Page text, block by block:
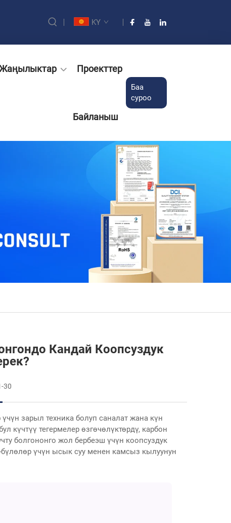
KY
Проекттер
Байланыш
Баа
суроо
Кандай Коопсуздук
30
зарыл техника болуп саналат жана күн
күчтүү тегермелер өзгөчөлүктөрдү, карбон
болгононго жол бербеэш үчүн коопсуздук
бүлөлөр үчүн ысык суу менен камсыз кылуунун